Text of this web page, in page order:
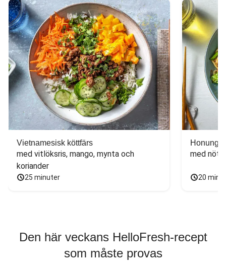
Vietnamesisk köttfärs
med vitlöksris, mango, mynta och
koriander
25 minuter
med
20
Den här veckans HelloFresh-recept
som måste provas